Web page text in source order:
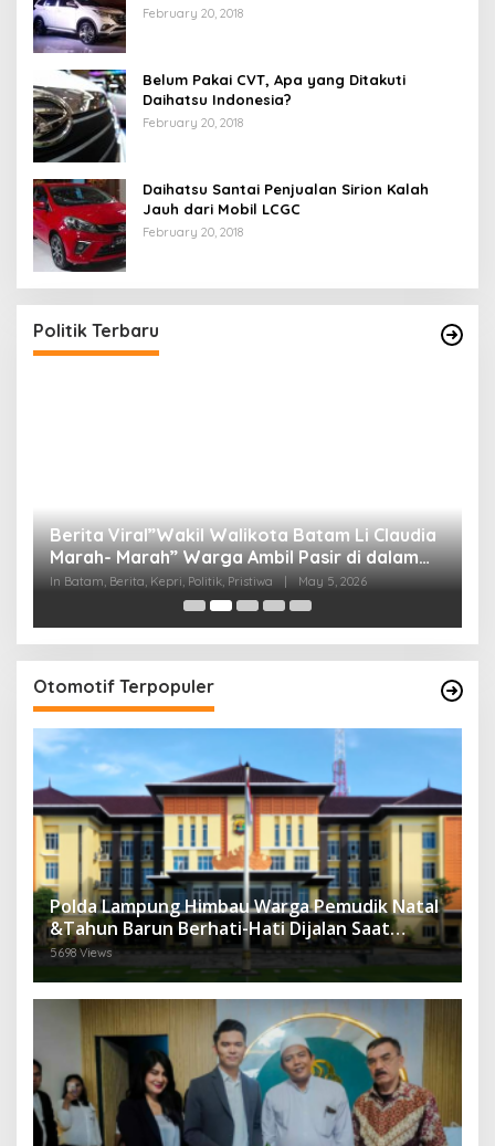
February 20, 2018
Belum Pakai CVT, Apa yang Ditakuti
Daihatsu Indonesia?
February 20, 2018
Daihatsu Santai Penjualan Sirion Kalah
Jauh dari Mobil LCGC
February 20, 2018
Politik Terbaru
Berita Viral”Wakil Walikota Batam Li Claudia
Marah- Marah” Warga Ambil Pasir di dalam
Parit, Dinilai Rusak Harkat Martabat dan Lukai
Perasaan Warga
In Batam, Berita, Kepri, Politik, Pristiwa | May 5, 2026
Otomotif Terpopuler
Polda Lampung Himbau Warga Pemudik Natal
&Tahun Barun Berhati-Hati Dijalan Saat
Melintas di -Titik Rawan Kecelakaan
5698 Views